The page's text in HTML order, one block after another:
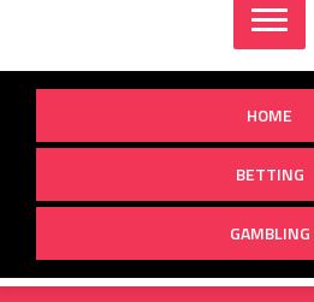
HOME
BETTING
GAMBLING